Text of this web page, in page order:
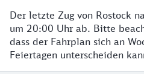
Der letzte Zug von Rostock
um 20:00 Uhr ab. Bitte
dass der Fahrplan sich an
Feiertagen unterscheiden